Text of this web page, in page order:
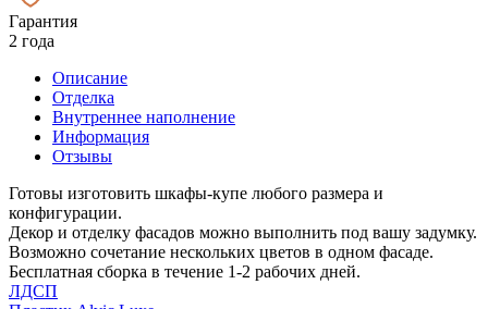
Гарантия
2 года
Описание
Отделка
Внутреннее наполнение
Информация
Отзывы
Готовы изготовить шкафы-купе любого размера и
конфигурации.
Декор и отделку фасадов можно выполнить под вашу задумку.
Возможно сочетание нескольких цветов в одном фасаде.
Бесплатная сборка в течение 1-2 рабочих дней.
ЛДСП